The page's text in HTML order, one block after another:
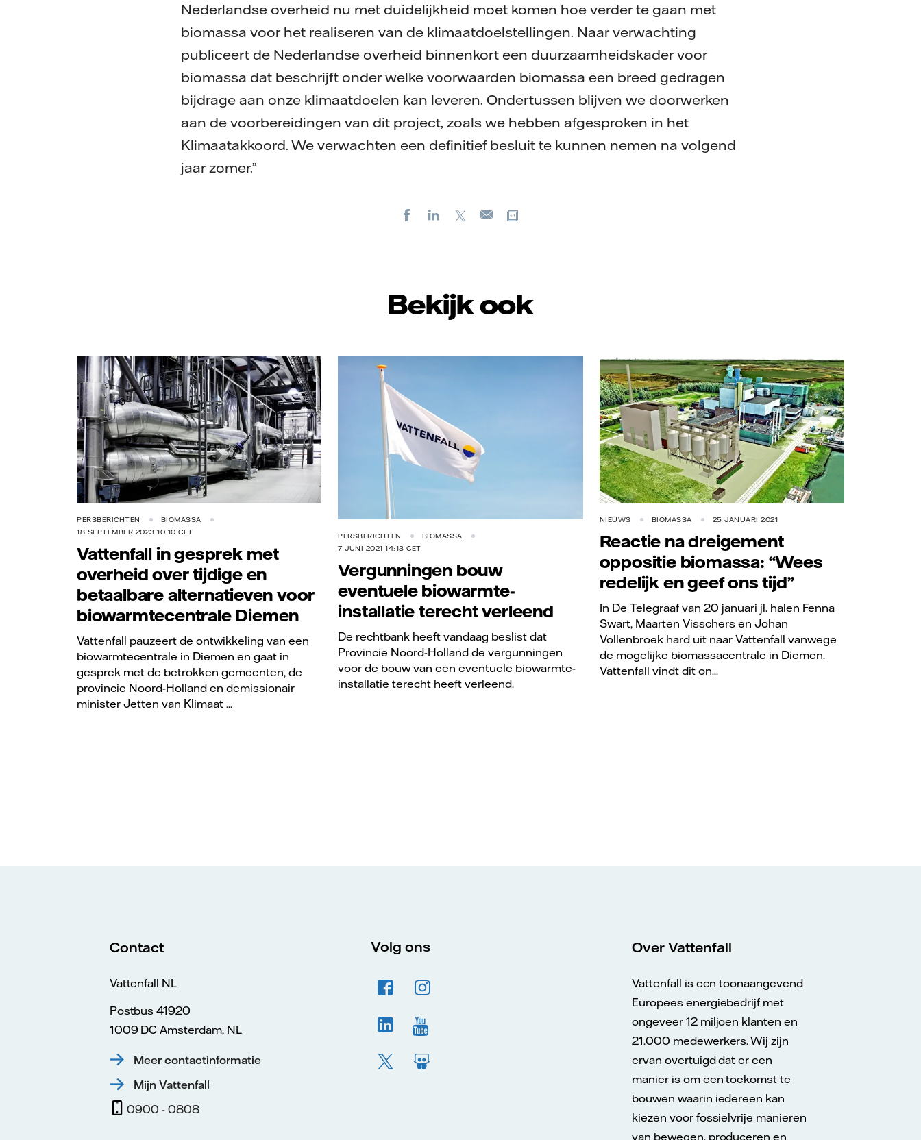
Nederlandse overheid nu met duidelijkheid moet komen hoe verder te gaan met
biomassa voor het realiseren van de klimaatdoelstellingen. Naar verwachting
publiceert de Nederlandse overheid binnenkort een duurzaamheidskader voor
biomassa dat beschrijft onder welke voorwaarden biomassa een breed gedragen
bijdrage aan onze klimaatdoelen kan leveren. Ondertussen blijven we doorwerken
aan de voorbereidingen van dit project, zoals we hebben afgesproken in het
Klimaatakkoord. We verwachten een definitief besluit te kunnen nemen na volgend
jaar zomer.”
FacebookLinkedIn
X
E-
Bekijk ook
PERSBERICHTEN
BIOMASSA
18 SEPTEMBER 2023 10:10 CET
Vattenfall in gesprek met
overheid over tijdige en
betaalbare alternatieven voor
biowarmtecentrale Diemen
Vattenfall pauzeert de ontwikkeling van een
biowarmtecentrale in Diemen en gaat in
gesprek met de betrokken gemeenten, de
provincie Noord-Holland en demissionair
minister Jetten van Klimaat ...
Vattenfall
PERSBERICHTEN
BIOMASSA
7 JUNI 2021 14:13 CET
Vergunningen bouw
eventuele biowarmte-
installatie terecht verleend
De rechtbank heeft vandaag beslist dat
Provincie Noord-Holland de vergunningen
voor de bouw van een eventuele biowarmte-
installatie terecht heeft verleend.
NIEUWS BIOMASSA 25 JANUARI 2021
Reactie na dreigement
oppositie biomassa: “Wees
redelijk en geef ons tijd”
In De Telegraaf van 20 januari jl. halen Fenna
Swart, Maarten Visschers en Johan
Vollenbroek hard uit naar Vattenfall vanwege
de mogelijke biomassacentrale in Diemen.
Vattenfall vindt dit on...
Contact
Vattenfall NL
Postbus 41920
1009 DC Amsterdam, NL
Meer contactinformatie
Mijn Vattenfall
0900 - 0808
Volg ons Over Vattenfall
Vattenfall is een toonaangevend
Europees energiebedrijf met
ongeveer 12 miljoen klanten en
21.000 medewerkers. Wij zijn
ervan overtuigd dat er een
manier is om een toekomst te
bouwen waarin iedereen kan
kiezen voor fossielvrije manieren
van bewegen, produceren en